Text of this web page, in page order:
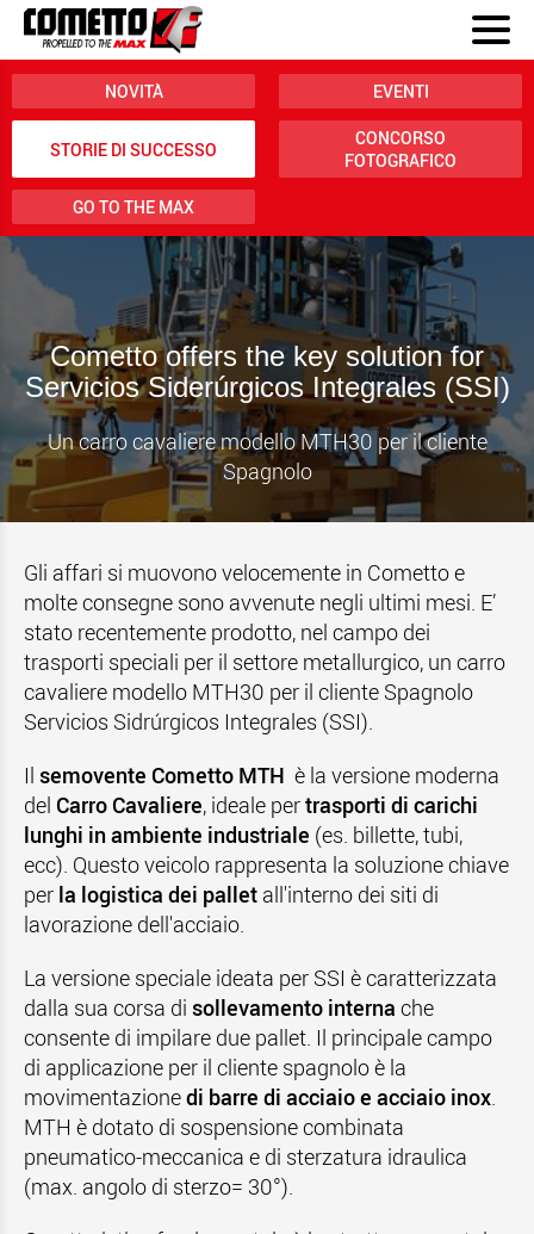
NOVITÀ EVENTI
STORIE DI SUCCESSO
CONCORSO
FOTOGRAFICO
GO TO THE MAX
Cometto offers the key solution for
Servicios Siderúrgicos Integrales (SSI)
Un carro cavaliere modello MTH30 per il cliente
Spagnolo
Gli affari si muovono velocemente in Cometto e
molte consegne sono avvenute negli ultimi mesi. E’
stato recentemente prodotto, nel campo dei
trasporti speciali per il settore metallurgico, un carro
cavaliere modello MTH30 per il cliente Spagnolo
Servicios Sidrúrgicos Integrales (SSI).
Il semovente Cometto MTH è la versione moderna
del Carro Cavaliere, ideale pertrasporti di carichi
lunghi in ambiente industriale (es. billette, tubi,
ecc). Questo veicolo rappresenta la soluzione chiave
per la logistica dei pallet all'interno dei siti di
lavorazione dell'acciaio.
La versione speciale ideata per SSI è caratterizzata
dalla sua corsa di sollevamento interna che
consente di impilare due pallet. Il principale campo
di applicazione per il cliente spagnolo è la
movimentazionedi barre di acciaio e acciaio inox.
MTH è dotato di sospensione combinata
pneumatico-meccanica e di sterzatura idraulica
(max. angolo di sterzo= 30°).